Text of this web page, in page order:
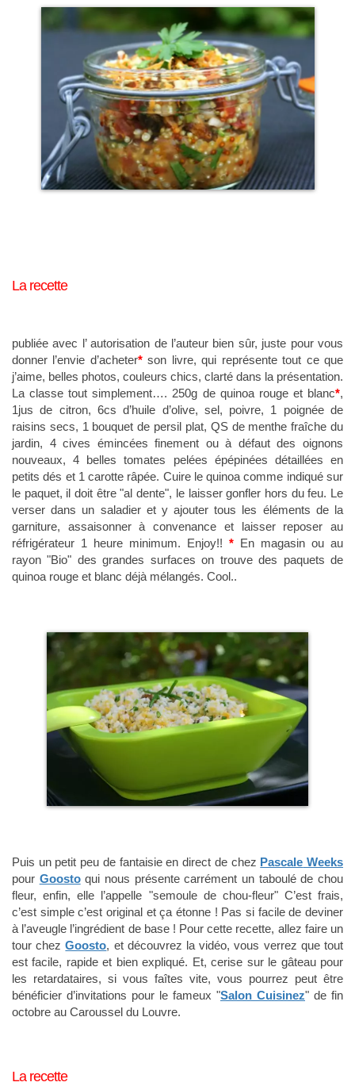
La recette
publiée avec l’ autorisation de l’auteur bien sûr, juste pour vous
donner l’envie d’acheter*son livre, qui représente tout ce que
j’aime, belles photos, couleurs chics, clarté dans la présentation.
La classe tout simplement…. 250g de quinoa rouge et blanc*,
1jus de citron, 6cs d’huile d’olive, sel, poivre, 1 poignée de
raisins secs, 1 bouquet de persil plat, QS de menthe fraîche du
jardin, 4 cives émincées finement ou à défaut des oignons
nouveaux, 4 belles tomates pelées épépinées détaillées en
petits dés et 1 carotte râpée. Cuire le quinoa comme indiqué sur
le paquet, il doit être "al dente", le laisser gonfler hors du feu. Le
verser dans un saladier et y ajouter tous les éléments de la
garniture, assaisonner à convenance et laisser reposer au
réfrigérateur 1 heure minimum. Enjoy!! * En magasin ou au
rayon "Bio" des grandes surfaces on trouve des paquets de
quinoa rouge et blanc déjà mélangés. Cool..
Puis un petit peu de fantaisie en direct de chez Pascale Weeks
pour Goostoqui nous présente carrément un taboulé de chou
fleur, enfin, elle l’appelle "semoule de chou-fleur" C’est frais,
c’est simple c’est original et ça étonne ! Pas si facile de deviner
à l’aveugle l’ingrédient de base ! Pour cette recette, allez faire un
tour chezGoosto, et découvrez la vidéo, vous verrez que tout
est facile, rapide et bien expliqué. Et, cerise sur le gâteau pour
les retardataires, si vous faîtes vite, vous pourrez peut être
bénéficier d’invitations pour le fameux "Salon Cuisinez" de fin
octobre au Caroussel du Louvre.
La recette